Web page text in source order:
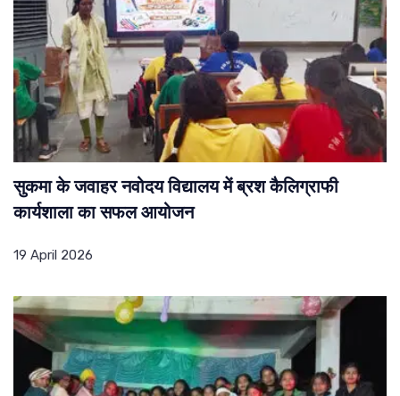
सुकमा के जवाहर नवोदय विद्यालय में ब्रश कैलिग्राफी
कार्यशाला का सफल आयोजन
19 April 2026